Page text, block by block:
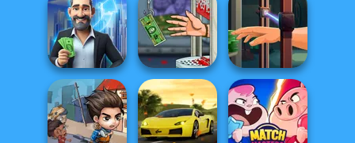
Ancient Egypt
Mahjong
Zombie Quarrel
Clash Of The
Deep Sea
Monsters
Hand Me The
Goods
Handless
Millionaire
LandLord Rent
out - Real Estat...